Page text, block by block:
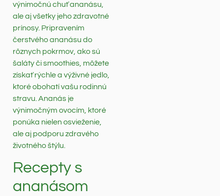
výnimočnú chuť ananásu,
ale aj všetky jeho zdravotné
prínosy. Pripravením
čerstvého ananásu do
rôznych pokrmov, ako sú
šaláty či smoothies, môžete
získať rýchle a výživné jedlo,
ktoré obohatí vašu rodinnú
stravu. Ananás je
výnimočným ovocím, ktoré
ponúka nielen osvieženie,
ale aj podporu zdravého
životného štýlu.
Recepty s
ananásom